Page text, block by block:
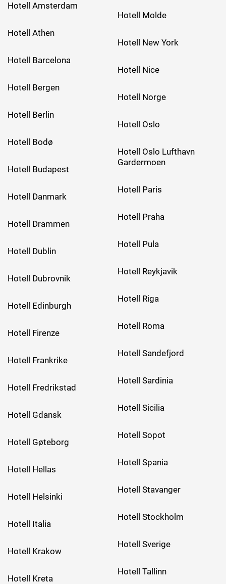
Hotell Amsterdam
Hotell Athen
Hotell Barcelona
Hotell Bergen
Hotell Berlin
Hotell Bodø
Hotell Budapest
Hotell Danmark
Hotell Drammen
Hotell Dublin
Hotell Dubrovnik
Hotell Edinburgh
Hotell Firenze
Hotell Frankrike
Hotell Fredrikstad
Hotell Gdansk
Hotell Gøteborg
Hotell Hellas
Hotell Helsinki
Hotell Italia
Hotell Krakow
Hotell Kreta
Hotell Molde
Hotell New York
Hotell Nice
Hotell Norge
Hotell Oslo
Hotell Oslo Lufthavn
Gardermoen
Hotell Paris
Hotell Praha
Hotell Pula
Hotell Reykjavik
Hotell Riga
Hotell Roma
Hotell Sandefjord
Hotell Sardinia
Hotell Sicilia
Hotell Sopot
Hotell Spania
Hotell Stavanger
Hotell Stockholm
Hotell Sverige
Hotell Tallinn